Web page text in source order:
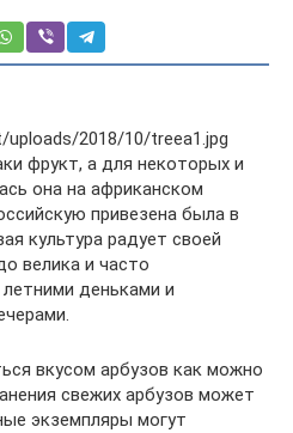
2018/10/treea1.jpg
фрукт, а для некоторых и
она на африканском
привезена была в
культура радует своей
велика и часто
деньками и
вкусом арбузов как можно
свежих арбузов может
экземпляры могут